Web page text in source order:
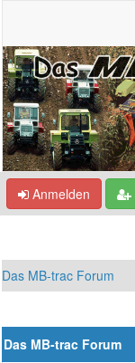
Anmelden
Das MB-trac Forum
Das MB-trac Forum